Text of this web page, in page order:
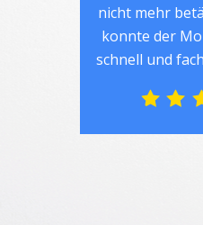
nicht mehr
konnte der
schnell und